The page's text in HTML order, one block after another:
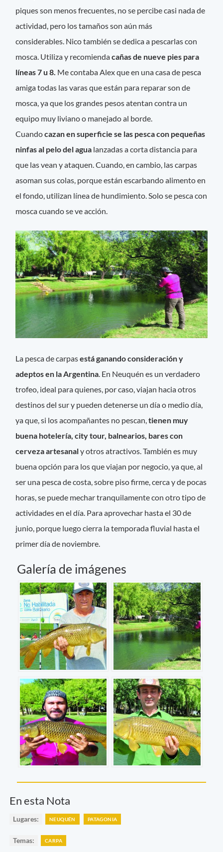
piques son menos frecuentes, no se percibe casi nada de
actividad, pero los tamaños son aún más
considerables. Nico también se dedica a pescarlas con
mosca. Utiliza y recomiendacañas de nueve pies para
líneas 7 u 8. Me contaba Alex que en una casa de pesca
amiga todas las varas que están para reparar son de
mosca, ya que los grandes pesos atentan contra un
equipo muy liviano o manejado al borde.
Cuandocazan en superficie se las pesca con pequeñas
ninfas al pelo del agua lanzadas a corta distancia para
que las vean y ataquen. Cuando, en cambio, las carpas
asoman sus colas, porque están escarbando alimento en
el fondo, utilizan línea de hundimiento. Solo se pesca con
mosca cuando se ve acción.
La pesca de carpasestá ganando consideración y
adeptos en la Argentina . En Neuquén es un verdadero
trofeo, ideal para quienes, por caso, viajan hacia otros
destinos del sur y pueden detenerse un día o medio día,
ya que, si los acompañantes no pescan,tienen muy
buena hotelería, city tour, balnearios, bares con
cerveza artesanaly otros atractivos. También es muy
buena opción para los que viajan por negocio, ya que, al
ser una pesca de costa, sobre piso firme, cerca y de pocas
horas, se puede mechar tranquilamente con otro tipo de
actividades en el día. Para aprovechar hasta el 30 de
junio, porque luego cierra la temporada fluvial hasta el
primer día de noviembre.
Galería de imágenes
En esta Nota
Lugares: NEUQUÉN PATAGONIA
Temas: CARPA